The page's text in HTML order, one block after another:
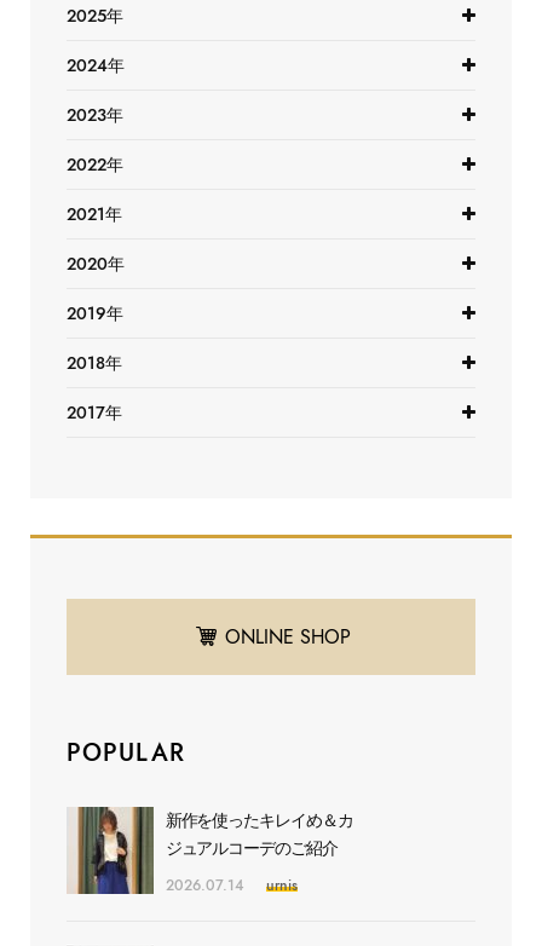
2025年
2024年
2023年
2022年
2021年
2020年
2019年
2018年
2017年
ONLINE SHOP
POPULAR
新作を使ったキレイめ＆カ
ジュアルコーデのご紹介
2026.07.14 urnis